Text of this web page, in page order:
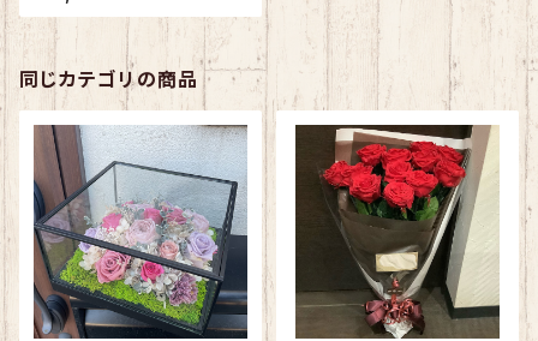
ルーツオレンジ
同じカテゴリの商品